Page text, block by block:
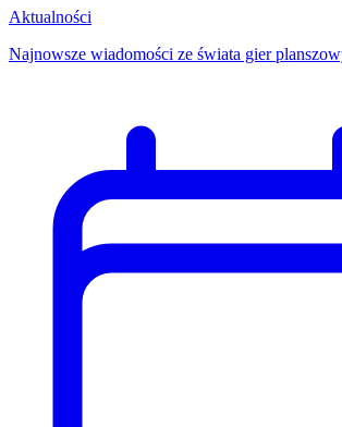
Aktualności
Najnowsze wiadomości ze świata gier